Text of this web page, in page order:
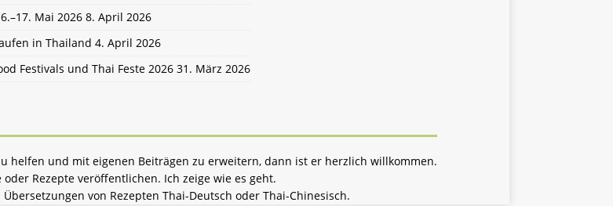
Mai 2026 8. April 2026
in Thailand 4. April 2026
Festivals und Thai Feste 2026 31. März 2026
helfen und mit eigenen Beiträgen zu erweitern, dann ist er herzlich willkommen.
Rezepte veröffentlichen. Ich zeige wie es geht.
von Rezepten Thai-Deutsch oder Thai-Chinesisch.